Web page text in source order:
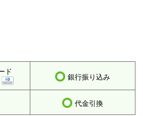
ド
銀行振り込み
代金引換